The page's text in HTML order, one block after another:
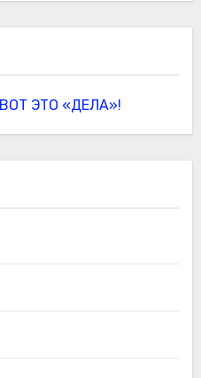
ВОТ ЭТО «ДЕЛА»!